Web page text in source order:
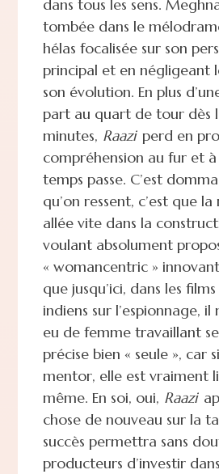
dans tous les sens.
tombée dans le
hélas focalisée sur son
principal et en négligeant
son évolution. En plus
part au quart de tour dès
minutes, Raazi perd en
compréhension au fur et
temps passe. C’est
qu’on ressent, c’est que
allée vite dans la
voulant absolument
« womancentric »
que jusqu’ici, dans les
indiens sur l’espionnage, il
eu de femme travaillant
précise bien « seule », car
mentor, elle est vraiment
même. En soi, oui, Raazi
chose de nouveau sur la
succès permettra sans
producteurs d’investir